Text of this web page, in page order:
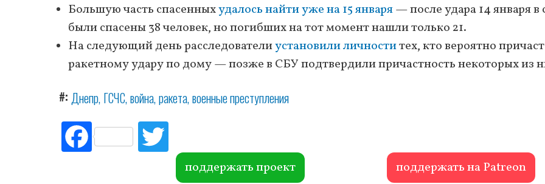
Большую часть спасенныхудалось найти уже на 15 января— после удара 14 января в
были спасены 38 человек, но погибших на тот момент нашли только 21.
На следующий день расследователиустановили личноститех, кто вероятно
ракетному удару по дому — позже в СБУ подтвердили причастность некоторых из
# Днепр ГСЧС война ракета военные преступления
Fac
ebo itte
r поддержать проект поддержать на Patreon